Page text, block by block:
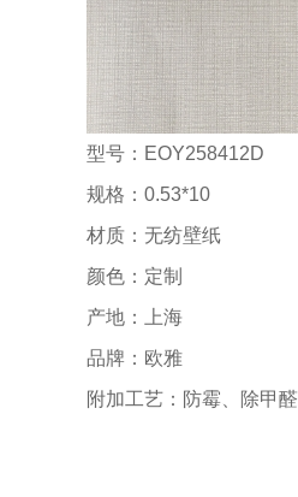
型号：EOY258412D
规格：0.53*10
材质：无纺壁纸
颜色：定制
产地：上海
品牌：欧雅
附加工艺：防霉、除甲醛